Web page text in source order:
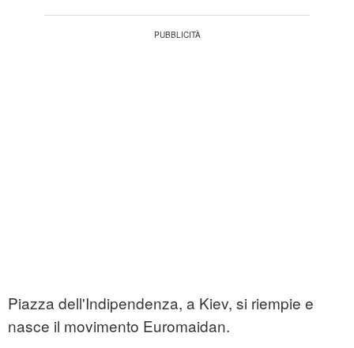
Piazza dell'Indipendenza, a Kiev, si riempie e
nasce il movimento Euromaidan.